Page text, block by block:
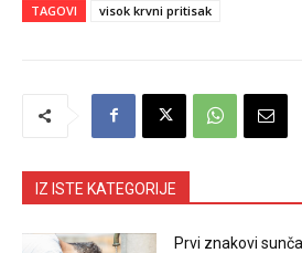
TAGOVI visok krvni pritisak
IZ ISTE KATEGORIJE
Prvi znakovi